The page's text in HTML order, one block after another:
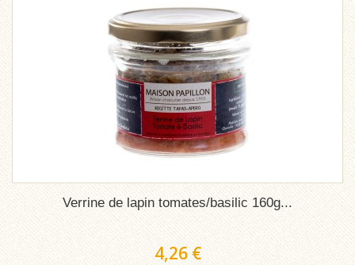
Verrine de lapin tomates/basilic 160g...
4,26 €